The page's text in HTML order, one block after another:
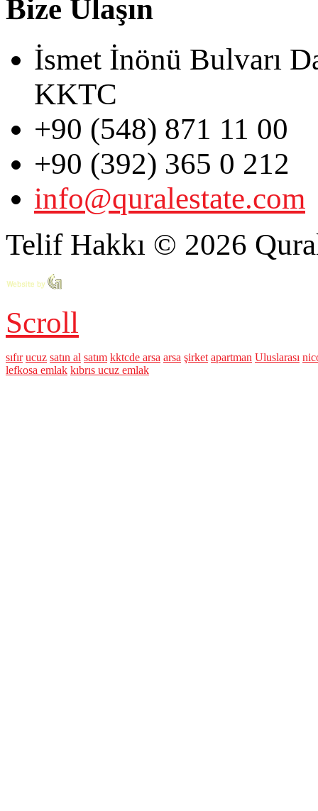
Bize Ulaşın
İsmet İnönü Bulvarı
KKTC
+90 (548) 871 11 00
+90 (392) 365 0 212
info@quralestate.com
Telif Hakkı © 2026
Scroll
sıfır ucuz satın al satım kktcde arsa arsa şirket apartman Uluslarası
lefkosa emlak kıbrıs ucuz emlak